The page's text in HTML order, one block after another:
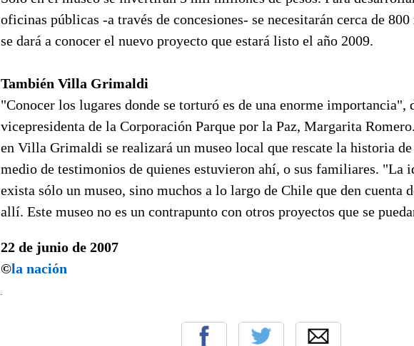
oficinas públicas -a través de concesiones- se necesitarán cerca de
se dará a conocer el nuevo proyecto que estará listo el año 2009.
También Villa Grimaldi
"Conocer los lugares donde se torturó es de una enorme importancia",
vicepresidenta de la Corporación Parque por la Paz, Margarita
en Villa Grimaldi se realizará un museo local que rescate la historia
medio de testimonios de quienes estuvieron ahí, o sus familiares. "La
exista sólo un museo, sino muchos a lo largo de Chile que den cuenta
allí. Este museo no es un contrapunto con otros proyectos que se
22 de junio de 2007
©la nación